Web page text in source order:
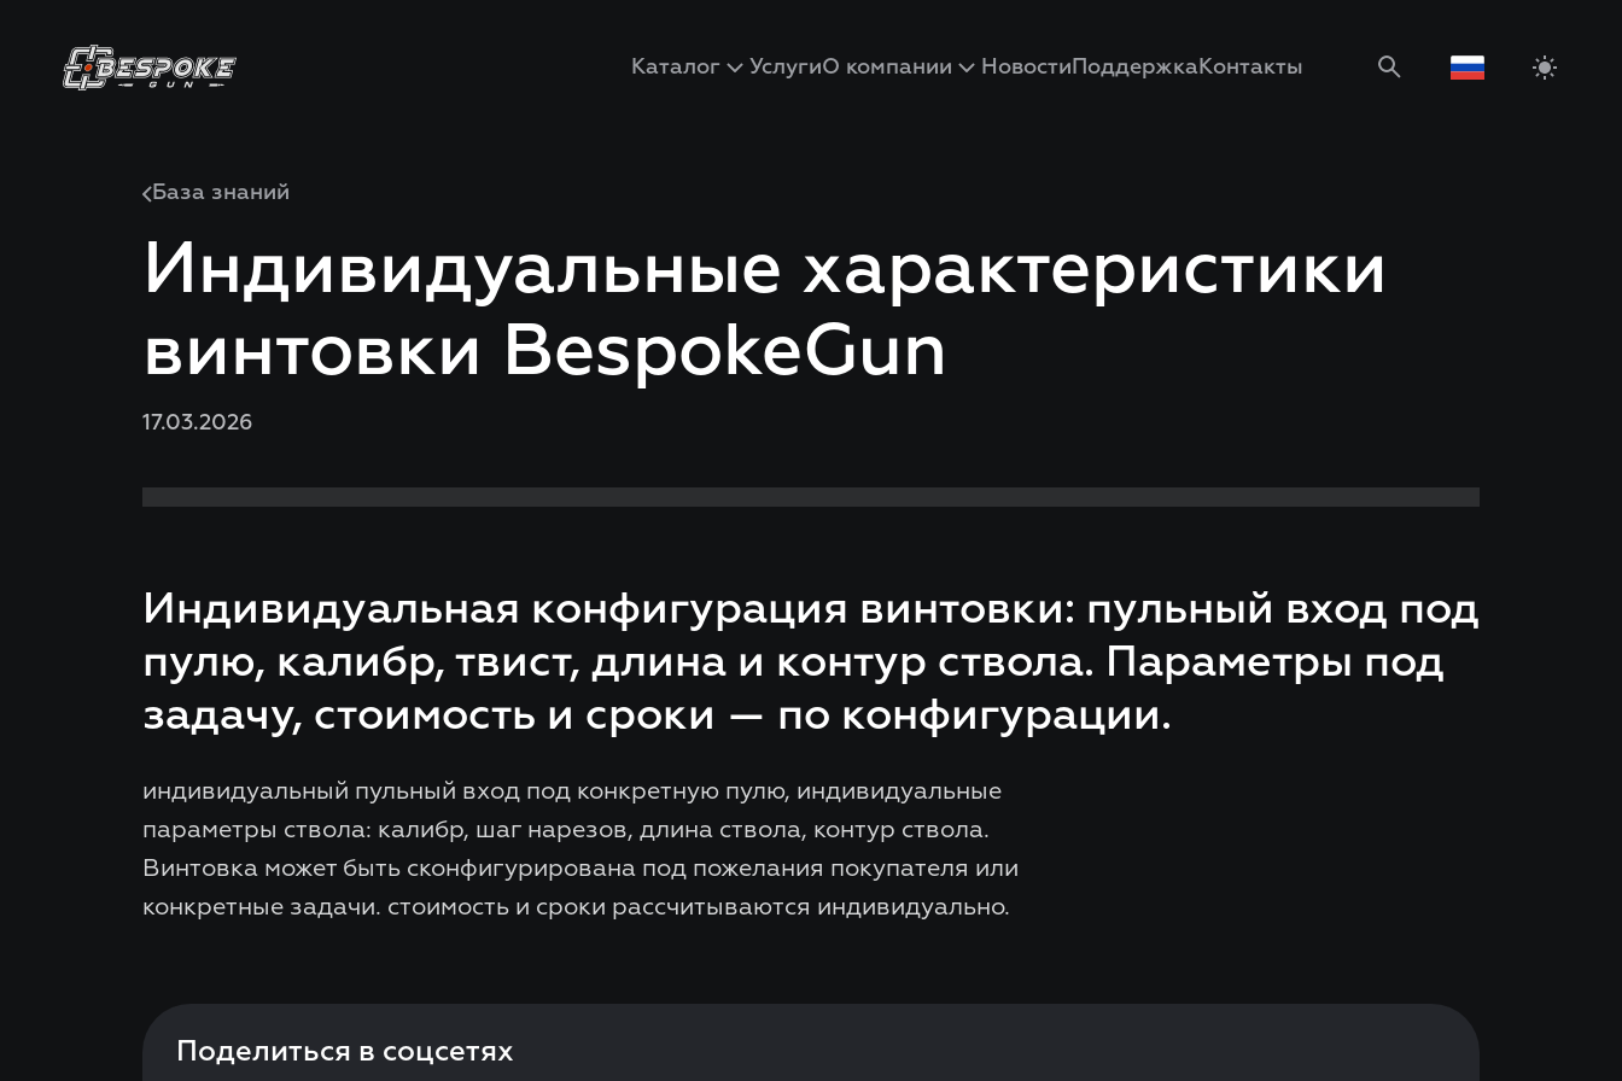
Каталог УслугиО компании Новости Поддержка Контакты
База знаний
Индивидуальные характеристики
винтовки BespokeGun
17.03.2026
Индивидуальная конфигурация винтовки: пульный вход под
пулю, калибр, твист, длина и контур ствола. Параметры под
задачу, стоимость и сроки — по конфигурации.
индивидуальный пульный вход под конкретную пулю, индивидуальные
параметры ствола: калибр, шаг нарезов, длина ствола, контур ствола.
Винтовка может быть сконфигурирована под пожелания покупателя или
конкретные задачи. стоимость и сроки рассчитываются индивидуально.
Поделиться в соцсетях